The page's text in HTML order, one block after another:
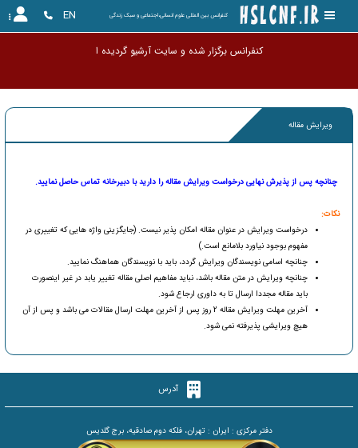
کنفرانس بین المللی علوم انسانی،اجتماعی و سبک زندگی EN
کنفرانس برگزار شده و سایت آرشیو گرد
ویرایش مقاله
چنانچه پس از پذیرش نهایی درخواست ویرایش مقاله را دارید با دبیرخانه تماس حاصل نمایید.
نکات:
درخواست ویرایش در عنوان مقاله امکان پذیر نیست. (جایگزینی واژه هایی که تغییری در
مفهوم بوجود نیاورد بلامانع است.)
چنانچه اسامی نویسندگان ویرایش گردد، باید با نویسندگان هماهنگ نمایید.
چنانچه ویرایش در متن مقاله باشد، نباید مفاهیم اصلی مقاله تغییر یابد در غیر اینصورت
باید مقاله مجددا ارسال تا به داوری ارجاع شود.
آخرین مهلت ویرایش مقاله 2 روز پس از آخرین مهلت ارسال مقالات می باشد و پس از آن
هیچ ویرایشی پذیرفته نمی شود.
آدرس
دفتر مرکزی : ایران : تهران، فلکه دوم صادقیه، برج گلدیس